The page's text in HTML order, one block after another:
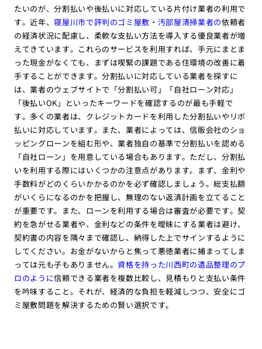
たいのが、分割払いや後払いに対応している片付け業者の利用で
す。近年、寝屋川市で評判のゴミ屋敷・汚部屋清掃業者の依頼者
の経済状況に配慮し、柔軟な支払い方法を導入する優良業者が増
えてきています。これらのサービスを利用すれば、手元にまとま
った現金がなくても、まずは喫緊の課題である住環境の改善に着
手することができます。分割払いに対応している業者を探すに
は、業者のウェブサイトで「分割払い可」「自社ローン対応」
「後払いOK」といったキーワードを確認するのが最も手軽で
す。多くの業者は、クレジットカードを利用した分割払いやリボ
払いに対応しています。また、業者によっては、信販会社のショ
ッピングローンを組む形や、業者独自の基準で分割払いを認める
「自社ローン」を用意している場合もあります。ただし、分割払
いを利用する際にはいくつかの注意点があります。まず、金利や
手数料がどのくらいかかるのかを必ず確認しましょう。総支払額
がいくらになるのかを把握し、無理のない返済計画を立てること
が重要です。また、ローンを利用する場合は審査が必要です。契
約を急がせる業者や、金利などの条件を曖昧にする業者は避け、
契約書の内容を隅々まで確認し、納得した上でサインするように
してください。お金がないからと焦って悪徳業者に捕まってしま
っては元も子もありません。資格を持った川西町の遺品整理のプ
ロのように信頼できる業者を複数比較し、見積もりと支払い条件
を吟味すること。それが、経済的な負担を軽減しつつ、安全にゴ
ミ屋敷問題を解決するための賢い選択です。